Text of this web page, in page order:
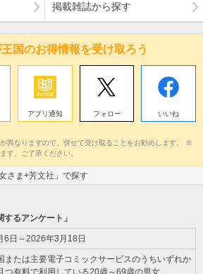
掲載雑誌から探す
王国のお得情報を受け取ろう
アプリ通知 フォロー いいね
異なりますので、併せて受け取ることをお勧めします。 ※
す。ご了承ください。
さま+芳文社」で探す
するアンケート」
6日～2026年3月18日
または主要電子コミックサービスのうちいずれか
つ有料で利用している20歳～69歳の男女